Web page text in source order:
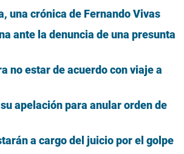
una crónica de Fernando Vivas
ante la denuncia de una presunta
no estar de acuerdo con viaje a
apelación para anular orden de
a cargo del juicio por el golpe